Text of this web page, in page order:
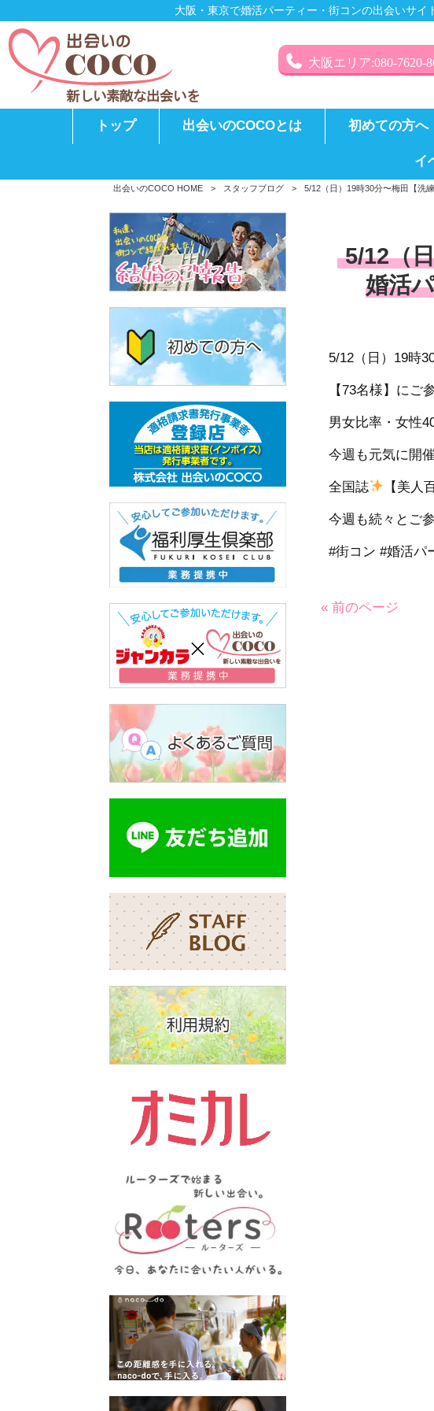
大阪・東京で婚活パーティー・街コンの出会いサイ
大阪エリア:080-7620-
トップ 出会いのCOCOとは 初めての方へ
イ
出会いのCOCO HOME > スタッフブログ > 5/12（日）19時30分〜梅田【洗
5/12（
婚活
5/12（日）19時
【73名様】にご
男女比率・女性
今週も元気に開
全国誌 【美人
今週も続々とご
#街コン #婚活パ
« 前のページ